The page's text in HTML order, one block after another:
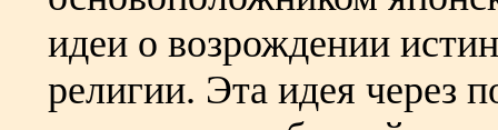
идеи о возрождении
религии. Эта идея через